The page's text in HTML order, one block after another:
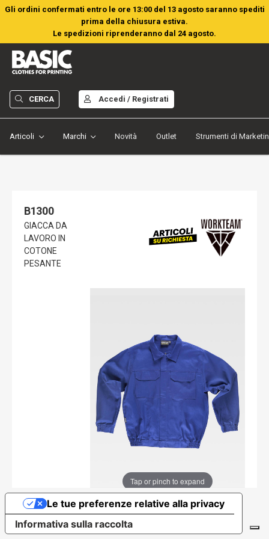
Gli ordini confermati entro le ore 13:00 del 13 agosto saranno spediti
prima della chiusura estiva.
Le spedizioni riprenderanno dal 24 agosto.
Articoli Marchi Novità Outlet Strumenti di
CERCA Accedi / Registrati
B1300
GIACCA DA
LAVORO IN
COTONE
PESANTE
Tap or pinch to expand
Informativa sulla raccolta
Le tue preferenze relative alla privacy